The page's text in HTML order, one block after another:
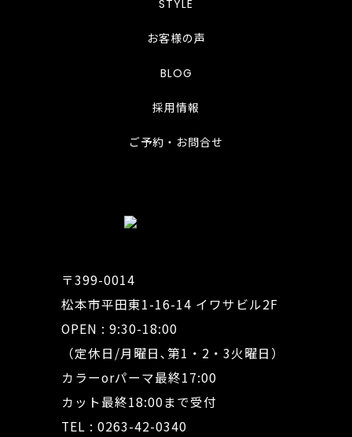
STYLE
お客様の声
BLOG
採用情報
ご予約・お問合せ
〒399-0014
松本市平田東1-16-14 イワサビル2F
OPEN : 9:30-18:00
（定休日/月曜日､第1・2・3火曜日）
カラーorパーマ最終17:00
カット最終18:00まで受付
TEL : 0263-42-0340